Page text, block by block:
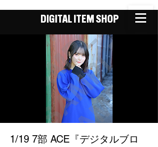
DIGITAL ITEM SHOP
1/19 7部 ACE『デジタルブロ